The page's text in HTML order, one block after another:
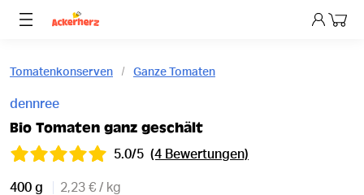
Dein
Tomatenkonserven Ganze Tomaten
dennree
Bio Tomaten ganz geschält
5.0/5 (4 Bewertungen)
400 g 2,23 € / kg